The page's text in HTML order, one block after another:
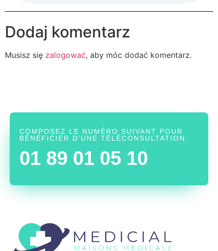
Dodaj komentarz
Musisz się zalogować, aby móc dodać komentarz.
COMPOSEZ LE NUMÉRO SUIVANT POUR
BÉNÉFICIER D’UNE TÉLÉCONSULTATION
01 89 01 05 10